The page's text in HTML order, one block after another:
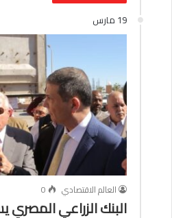
19 مارس
العالم الاقتصادي
0